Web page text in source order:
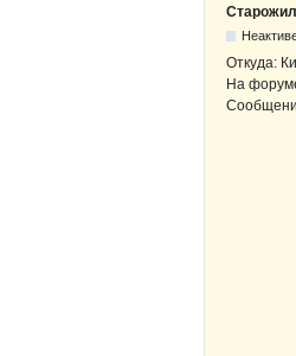
Старожил
Откуда:
На